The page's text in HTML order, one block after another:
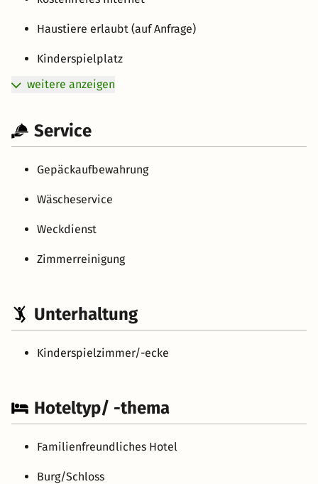
Haustiere erlaubt (auf Anfrage)
Kinderspielplatz
weitere anzeigen
Service
Gepäckaufbewahrung
Wäscheservice
Weckdienst
Zimmerreinigung
Unterhaltung
Kinderspielzimmer/-ecke
Hoteltyp/ -thema
Familienfreundliches Hotel
Burg/Schloss